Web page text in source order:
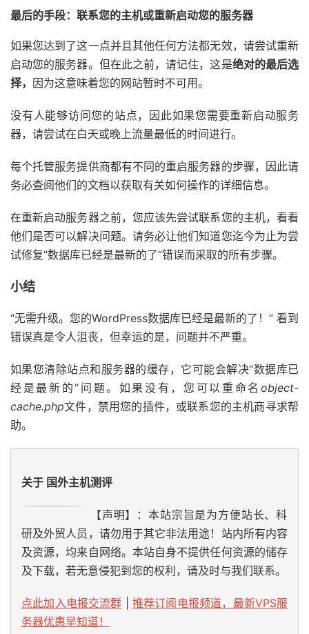
最后的手段：联系您的主机或重新启动您的服务器
如果您达到了这一点并且其他任何方法都无效，请尝试重新
启动您的服务器。但在此之前，请记住，这是绝对的最后选
择， 因为这意味着您的网站暂时不可用。
没有人能够访问您的站点，因此如果您需要重新启动服务
器，请尝试在白天或晚上流量最低的时间进行。
每个托管服务提供商都有不同的重启服务器的步骤，因此请
务必查阅他们的文档以获取有关如何操作的详细信息。
在重新启动服务器之前，您应该先尝试联系您的主机，看看
他们是否可以解决问题。请务必让他们知道您迄今为止为尝
试修复“数据库已经是最新的了”错误而采取的所有步骤。
小结
“无需升级。您的WordPress数据库已经是最新的了！” 看到
错误真是令人沮丧，但幸运的是，问题并不严重。
如果您清除站点和服务器的缓存，它可能会解决“数据库已
经是最新的”问题。如果没有，您可以重命名 object-
cache.php文件，禁用您的插件，或联系您的主机商寻求帮
助。
关于 国外主机测评
【声明】：本站宗旨是为方便站长、科
研及外贸人员，请勿用于其它非法用途！站内所有内容
及资源，均来自网络。本站自身不提供任何资源的储存
及下载，若无意侵犯到您的权利，请及时与我们联系。
点此加入电报交流群
推荐订阅电报频道，最新VPS服
务器优惠早知道！